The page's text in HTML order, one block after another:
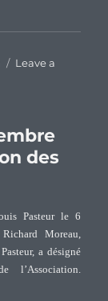
Leave a
des
Pasteur le 6
Moreau,
a désigné
l’Association.